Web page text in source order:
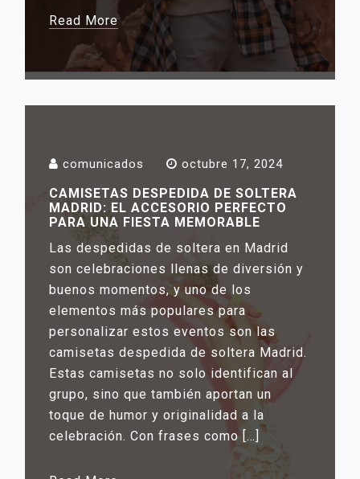
Read More
comunicados octubre 17, 2024
CAMISETAS DESPEDIDA DE SOLTERA
MADRID: EL ACCESORIO PERFECTO
PARA UNA FIESTA MEMORABLE
Las despedidas de soltera en Madrid
son celebraciones llenas de diversión y
buenos momentos, y uno de los
elementos más populares para
personalizar estos eventos son las
camisetas despedida de soltera Madrid.
Estas camisetas no solo identifican al
grupo, sino que también aportan un
toque de humor y originalidad a la
celebración. Con frases como […]